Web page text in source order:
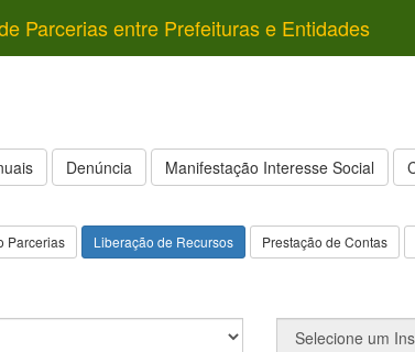
Parcerias entre Prefeituras e Entidades
Denúncia Manifestação Interesse Social
Parcerias Liberação de Recursos Prestação de Contas